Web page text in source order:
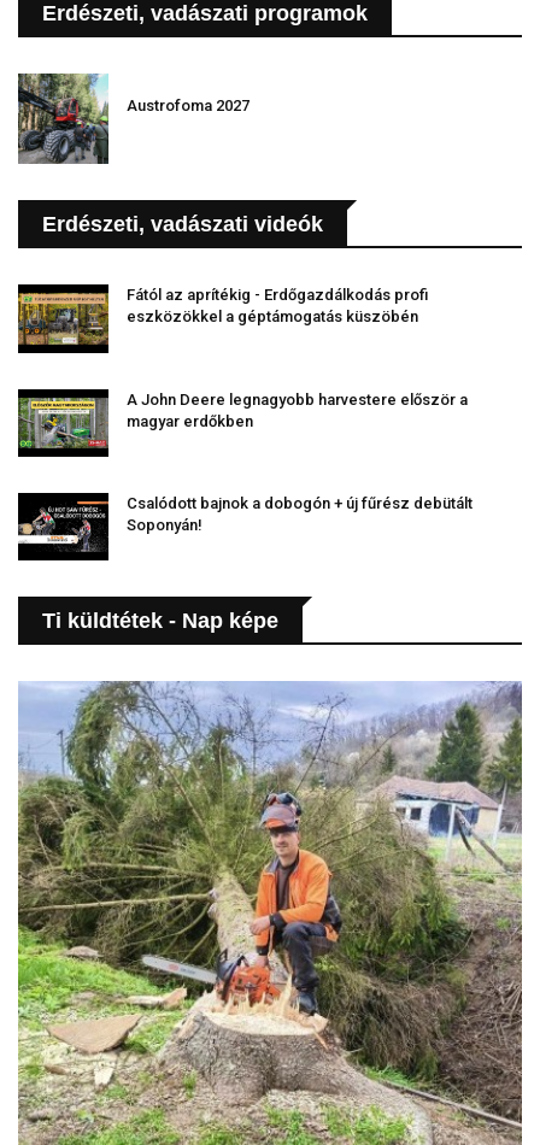
Erdészeti, vadászati programok
Austrofoma 2027
Erdészeti, vadászati videók
Fától az aprítékig - Erdőgazdálkodás profi
eszközökkel a géptámogatás küszöbén
A John Deere legnagyobb harvestere először a
magyar erdőkben
Csalódott bajnok a dobogón + új fűrész debütált
Soponyán!
Ti küldtétek - Nap képe